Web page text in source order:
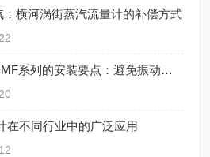
横河涡街蒸汽流量计的补偿方式
艾默生质量流量计CMF系列的安装要点：避免振动、应力与两相流干扰
在不同行业中的广泛应用